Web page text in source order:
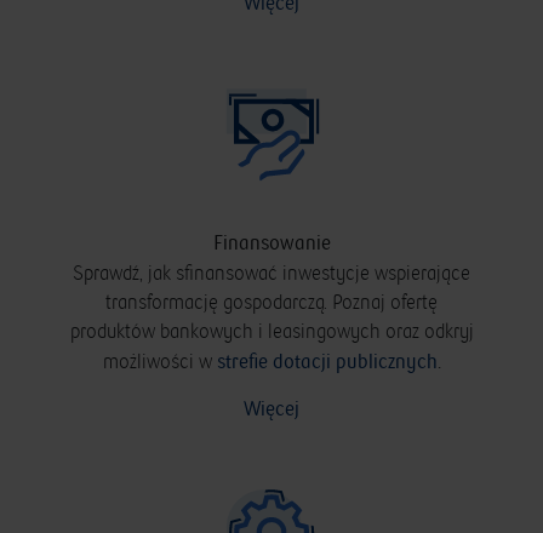
Finansowanie
Sprawdź, jak sfinansować inwestycje wspierające
transformację gospodarczą. Poznaj ofertę
produktów bankowych i leasingowych oraz odkryj
możliwości w strefie dotacji publicznych.
Więcej